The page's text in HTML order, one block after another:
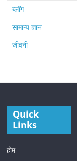
ब्लॉग
सामान्य ज्ञान
जीवनी
Quick
Links
होम